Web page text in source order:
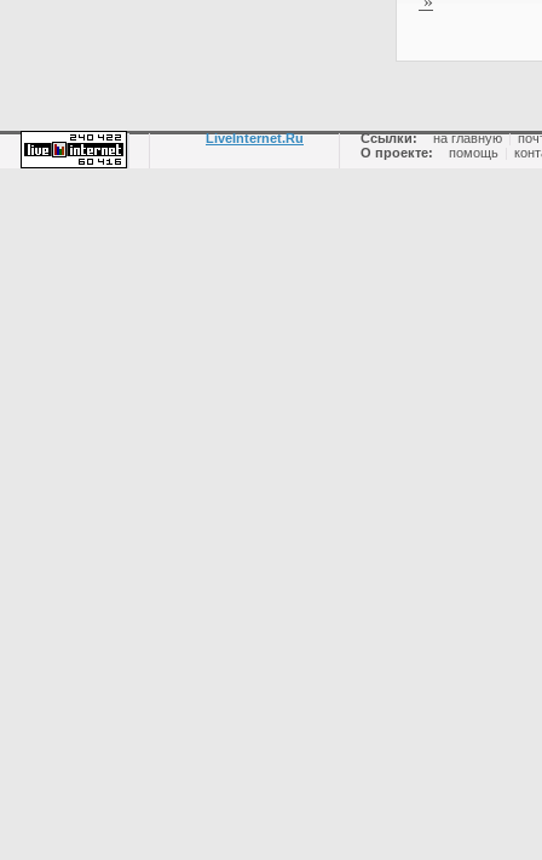
LiveInternet.Ru Ссылки: на главную |
О проекте:
помощь